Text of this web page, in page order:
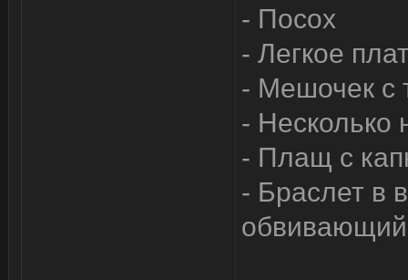
- Посох
- Легкое
- Мешочек с
- Несколько
- Плащ с
- Браслет в
обвивающий